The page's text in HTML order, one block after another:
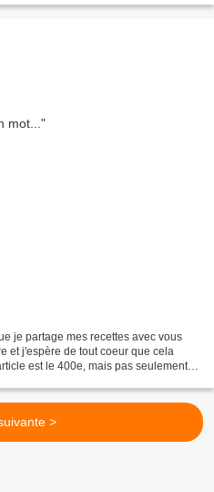
je partage mes recettes avec vous
et j'espère de tout coeur que cela
est le 400e, mais pas seulement
>